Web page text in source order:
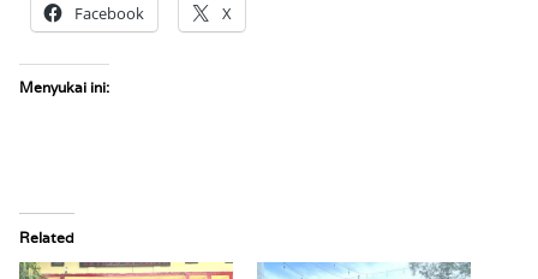
Facebook X
Menyukai ini:
Related